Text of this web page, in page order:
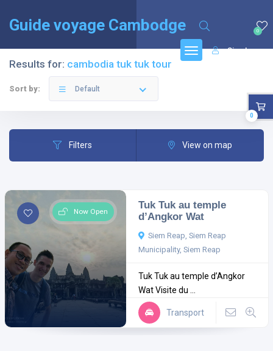
Guide voyage Cambodge 0
Sign In
Results for: cambodia tuk tuk tour
Sort by: Default
Filters View on map
Now Open
Tuk Tuk au temple
d’Angkor Wat
Siem Reap, Siem Reap
Municipality, Siem Reap
Tuk Tuk au temple d’Angkor
Wat Visite du ...
Transport
0